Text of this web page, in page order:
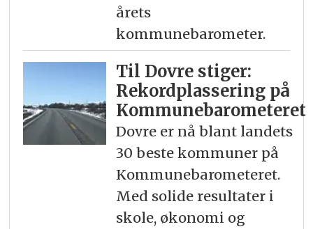
årets
kommunebarometer.
Til Dovre stiger:
Rekord­plassering på
Kommunebarometeret
Dovre er nå blant landets
30 beste kommuner på
Kommunebarometeret.
Med solide resultater i
skole, økonomi og